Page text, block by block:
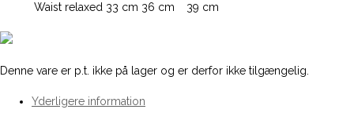
Waist relaxed 33 cm 36 cm 39 cm
Denne vare er p.t. ikke på lager og er derfor ikke tilgængelig.
Yderligere information